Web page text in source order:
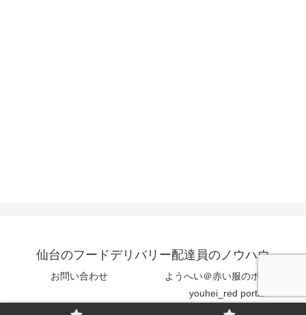
仙台のフードデリバリー配達員のノウハウ
お問い合わせ
ようへい＠赤い服のポータル
youhei_red portal